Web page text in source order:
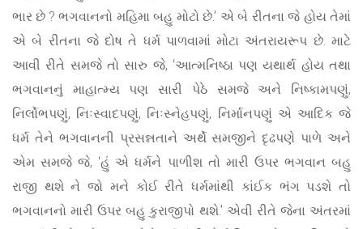
ભાર છે ? ભગવાનનો મહિમા બહુ મોટો છે.’ એ બે રીતના જે હોય તેમાં
એ બે રીતના જે દોષ તે ધર્મ પાળવામાં મોટા અંતરાયરૂપ છે. માટે
આવી રીતે સમજે તો સારુ જે, ‘આત્મનિષ્ઠા પણ યથાર્થ હોય તથા
ભગવાનનું માહાત્મ્ય પણ સારી પેઠે સમજે અને નિષ્કામપણું,
નિર્લોભપણું, નિઃસ્વાદપણું, નિઃસ્નેહપણું, નિર્માનપણું એ આદિક જે
ધર્મ તેને ભગવાનની પ્રસન્નતાને અર્થે સમજીને દૃઢપણે પાળે અને
એમ સમજે જે, ‘હું એ ધર્મને પાળીશ તો મારી ઉપર ભગવાન બહુ
રાજી થશે ને જો મને કોઈ રીતે ધર્મમાંથી કાંઈક ભંગ પડશે તો
ભગવાનનો મારી ઉપર બહુ કુરાજીપો થશે.’ એવી રીતે જેના અંતરમાં